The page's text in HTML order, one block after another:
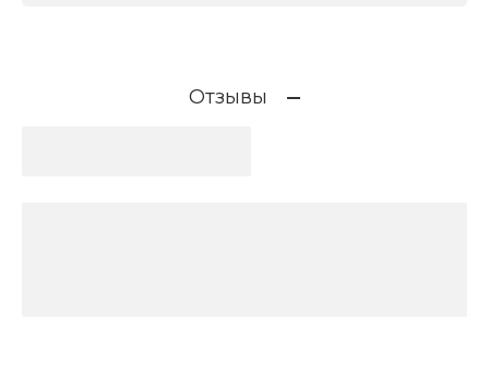
Отзывы